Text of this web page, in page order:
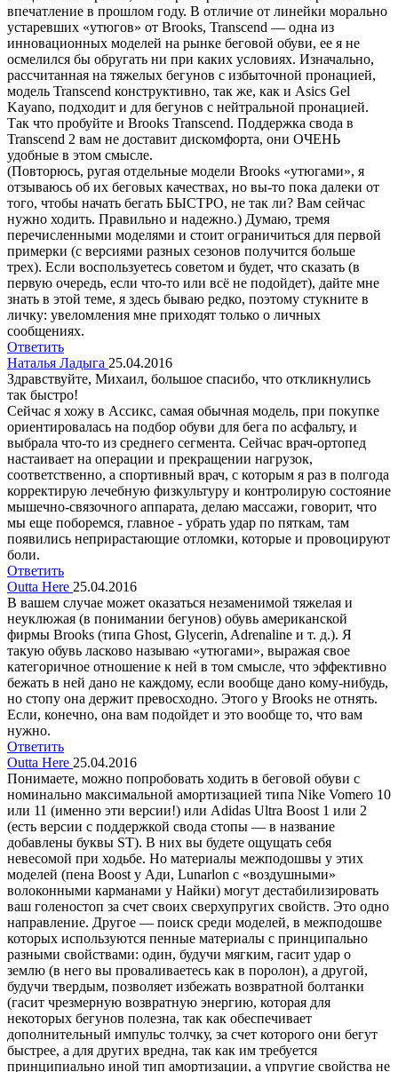
впечатление в прошлом году. В отличие от линейки морально
устаревших «утюгов» от Brooks, Transcend — одна из
инновационных моделей на рынке беговой обуви, ее я не
осмелился бы обругать ни при каких условиях. Изначально,
рассчитанная на тяжелых бегунов с избыточной пронацией,
модель Transcend конструктивно, так же, как и Asics Gel
Kayano, подходит и для бегунов с нейтральной пронацией.
Так что пробуйте и Brooks Transcend. Поддержка свода в
Transcend 2 вам не доставит дискомфорта, они ОЧЕНЬ
удобные в этом смысле.
(Повторюсь, ругая отдельные модели Brooks «утюгами», я
отзываюсь об их беговых качествах, но вы-то пока далеки от
того, чтобы начать бегать БЫСТРО, не так ли? Вам сейчас
нужно ходить. Правильно и надежно.) Думаю, тремя
перечисленными моделями и стоит ограничиться для первой
примерки (с версиями разных сезонов получится больше
трех). Если воспользуетесь советом и будет, что сказать (в
первую очередь, если что-то или всё не подойдет), дайте мне
знать в этой теме, я здесь бываю редко, поэтому стукните в
личку: увеломления мне приходят только о личных
сообщениях.
Ответить
Наталья Ладыга 25.04.2016
Здравствуйте, Михаил, большое спасибо, что откликнулись
так быстро!
Сейчас я хожу в Ассикс, самая обычная модель, при покупке
ориентировалась на подбор обуви для бега по асфальту, и
выбрала что-то из среднего сегмента. Сейчас врач-ортопед
настаивает на операции и прекращении нагрузок,
соответственно, а спортивный врач, с которым я раз в полгода
корректирую лечебную физкультуру и контролирую состояние
мышечно-связочного аппарата, делаю массажи, говорит, что
мы еще поборемся, главное - убрать удар по пяткам, там
появились неприрастающие отломки, которые и провоцируют
боли.
Ответить
Outta Here 25.04.2016
В вашем случае может оказаться незаменимой тяжелая и
неуклюжая (в понимании бегунов) обувь американской
фирмы Brooks (типа Ghost, Glycerin, Adrenaline и т. д.). Я
такую обувь ласково называю «утюгами», выражая свое
категоричное отношение к ней в том смысле, что эффективно
бежать в ней дано не каждому, если вообще дано кому-нибудь,
но стопу она держит превосходно. Этого у Brooks не отнять.
Если, конечно, она вам подойдет и это вообще то, что вам
нужно.
Ответить
Outta Here 25.04.2016
Понимаете, можно попробовать ходить в беговой обуви с
номинально максимальной амортизацией типа Nike Vomero 10
или 11 (именно эти версии!) или Adidas Ultra Boost 1 или 2
(есть версии с поддержкой свода стопы — в название
добавлены буквы ST). В них вы будете ощущать себя
невесомой при ходьбе. Но материалы межподошвы у этих
моделей (пена Boost у Ади, Lunarlon с «воздушными»
волоконными карманами у Найки) могут дестабилизировать
ваш голеностоп за счет своих сверхупругих свойств. Это одно
направление. Другое — поиск среди моделей, в межподошве
которых используются пенные материалы с принципально
разными свойствами: один, будучи мягким, гасит удар о
землю (в него вы проваливаетесь как в поролон), а другой,
будучи твердым, позволяет избежать возвратной болтанки
(гасит чрезмерную возвратную энергию, которая для
некоторых бегунов полезна, так как обеспечивает
дополнительный импульс толчку, за счет которого они бегут
быстрее, а для других вредна, так как им требуется
принципиально иной тип амортизации, а упругие свойства не